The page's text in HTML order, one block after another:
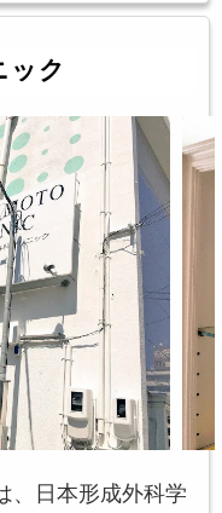
ック
、日本形成外科学